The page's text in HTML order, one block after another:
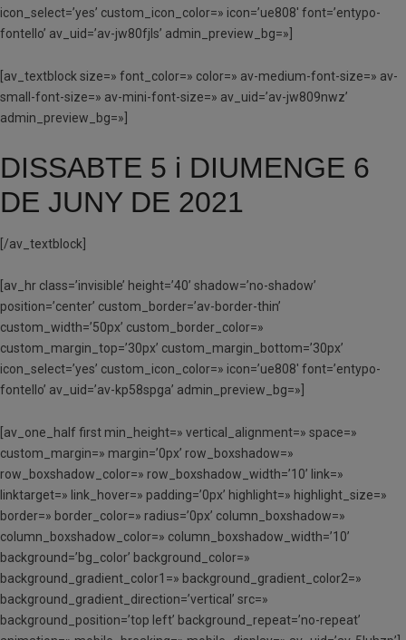
icon_select=’yes’ custom_icon_color=» icon=’ue808′ font=’entypo-
fontello’ av_uid=’av-jw80fjls’ admin_preview_bg=»]
[av_textblock size=» font_color=» color=» av-medium-font-size=» av-
small-font-size=» av-mini-font-size=» av_uid=’av-jw809nwz’
admin_preview_bg=»]
DISSABTE 5 i DIUMENGE 6
DE JUNY DE 2021
[/av_textblock]
[av_hr class=’invisible’ height=’40’ shadow=’no-shadow’
position=’center’ custom_border=’av-border-thin’
custom_width=’50px’ custom_border_color=»
custom_margin_top=’30px’ custom_margin_bottom=’30px’
icon_select=’yes’ custom_icon_color=» icon=’ue808′ font=’entypo-
fontello’ av_uid=’av-kp58spga’ admin_preview_bg=»]
[av_one_half first min_height=» vertical_alignment=» space=»
custom_margin=» margin=’0px’ row_boxshadow=»
row_boxshadow_color=» row_boxshadow_width=’10’ link=»
linktarget=» link_hover=» padding=’0px’ highlight=» highlight_size=»
border=» border_color=» radius=’0px’ column_boxshadow=»
column_boxshadow_color=» column_boxshadow_width=’10’
background=’bg_color’ background_color=»
background_gradient_color1=» background_gradient_color2=»
background_gradient_direction=’vertical’ src=»
background_position=’top left’ background_repeat=’no-repeat’